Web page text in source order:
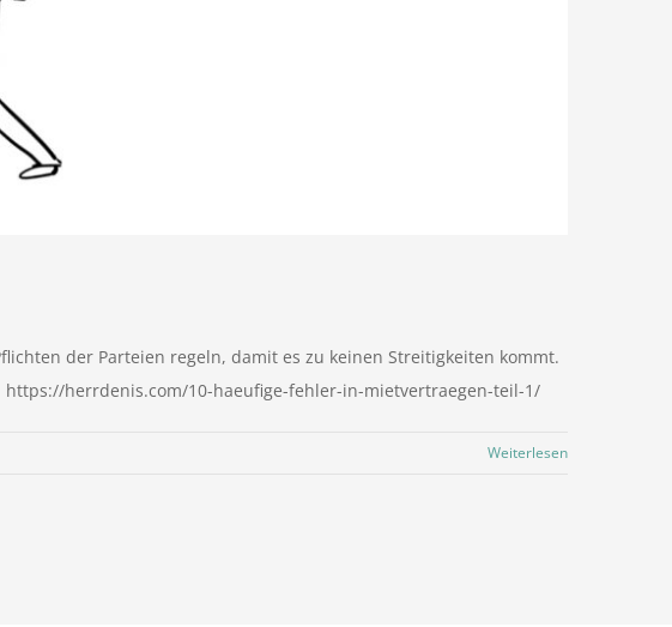
der Parteien regeln, damit es zu keinen Streitigkeiten kommt.
herrdenis.com/10-haeufige-fehler-in-mietvertraegen-teil-1/
Weiterlesen